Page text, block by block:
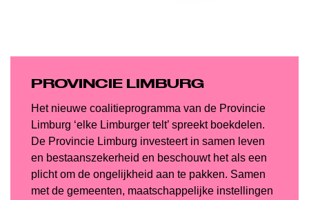
PROVINCIE LIMBURG
Het nieuwe coalitieprogramma van de Provincie
Limburg ‘elke Limburger telt’ spreekt boekdelen.
De Provincie Limburg investeert in samen leven
en bestaanszekerheid en beschouwt het als een
plicht om de ongelijkheid aan te pakken. Samen
met de gemeenten, maatschappelijke instellingen